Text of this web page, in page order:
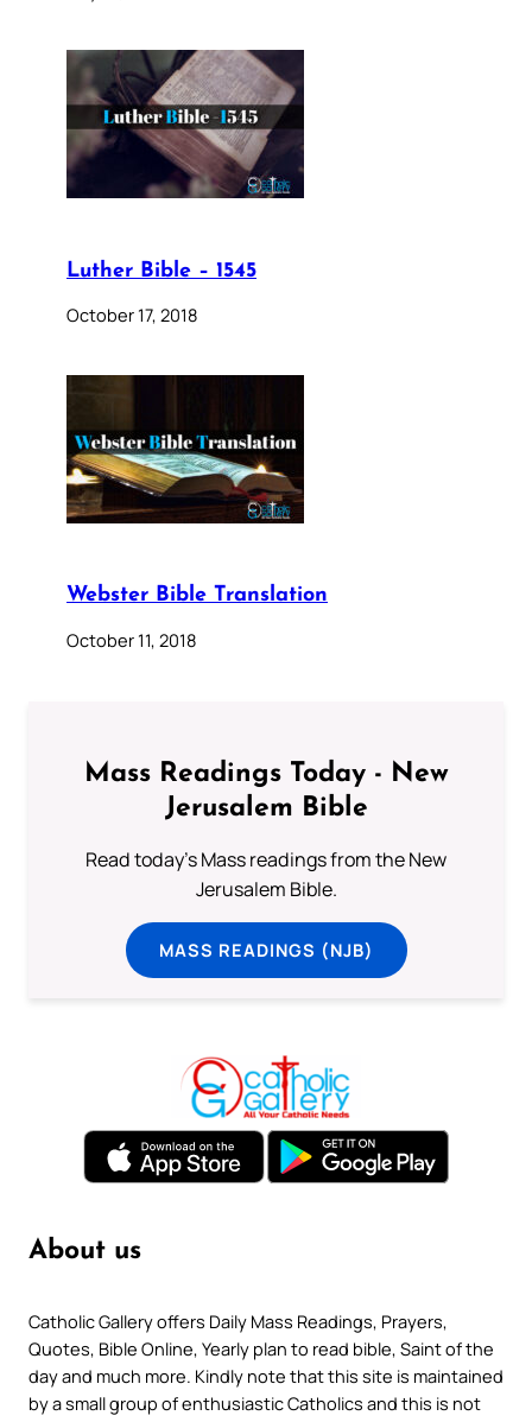
Luther Bible – 1545
October 17, 2018
Webster Bible Translation
October 11, 2018
Mass Readings Today - New
Jerusalem Bible
Read today's Mass readings from the New
Jerusalem Bible.
MASS READINGS (NJB)
About us
Catholic Gallery offers Daily Mass Readings, Prayers,
Quotes, Bible Online, Yearly plan to read bible, Saint of the
day and much more. Kindly note that this site is maintained
by a small group of enthusiastic Catholics and this is not